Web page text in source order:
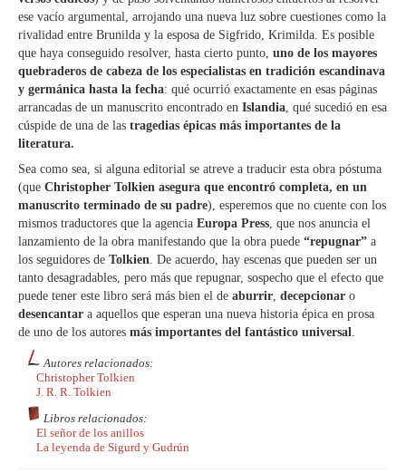
ese vacío argumental, arrojando una nueva luz sobre cuestiones como la
rivalidad entre Brunilda y la esposa de Sigfrido, Krimilda. Es posible
que haya conseguido resolver, hasta cierto punto, uno de los mayores
quebraderos de cabeza de los especialistas en tradición escandinava
y germánica hasta la fecha: qué ocurrió exactamente en esas páginas
arrancadas de un manuscrito encontrado en Islandia, qué sucedió en esa
cúspide de una de las tragedias épicas más importantes de la
literatura.
Sea como sea, si alguna editorial se atreve a traducir esta obra póstuma
(que Christopher Tolkien asegura que encontró completa, en un
manuscrito terminado de su padre), esperemos que no cuente con los
mismos traductores que la agencia Europa Press, que nos anuncia el
lanzamiento de la obra manifestando que la obra puede “repugnar” a
los seguidores de Tolkien. De acuerdo, hay escenas que pueden ser un
tanto desagradables, pero más que repugnar, sospecho que el efecto que
puede tener este libro será más bien el de aburrir, decepcionar o
desencantar a aquellos que esperan una nueva historia épica en prosa
de uno de los autores más importantes del fantástico universal.
Autores relacionados:
Christopher Tolkien
J. R. R. Tolkien
Libros relacionados:
El señor de los anillos
La leyenda de Sigurd y Gudrún